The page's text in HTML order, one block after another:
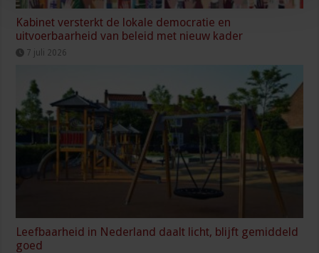
Kabinet versterkt de lokale democratie en
uitvoerbaarheid van beleid met nieuw kader
7 juli 2026
Leefbaarheid in Nederland daalt licht, blijft gemiddeld
goed